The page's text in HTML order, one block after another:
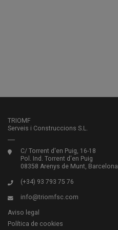
TRIOMF
Serveis i Construccions S.L.
C/ Torrent d'en Puig, 16-18
Pol. Ind. Torrent d'en Puig
08358 Arenys de Munt, Barcelona
(+34) 93 793 75 76
info@triomfsc.com
Aviso legal
Política de cookies